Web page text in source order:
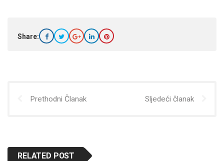
Share:
Prethodni Članak Sljedeći članak
RELATED POST